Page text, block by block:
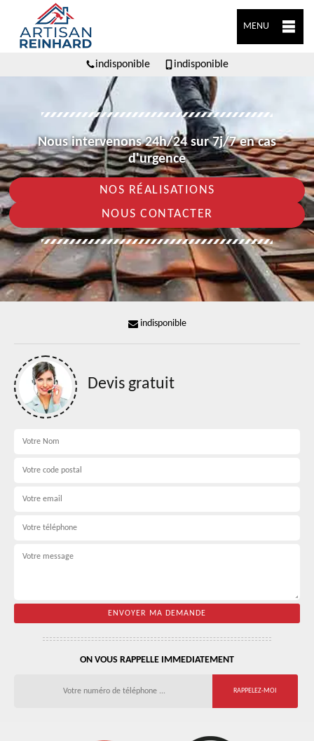
MENU
indisponible indisponible
Nous intervenons 24h/24 sur 7j/7 en cas
d'urgence
NOS RÉALISATIONS
NOUS CONTACTER
indisponible
Devis gratuit
ON VOUS RAPPELLE IMMEDIATEMENT